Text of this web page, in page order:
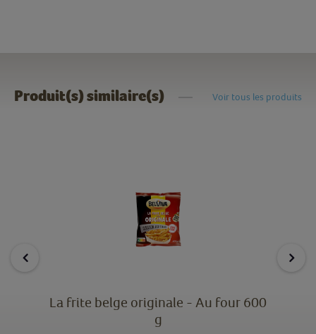
Produit(s) similaire(s) Voir tous les produits
La frite belge originale - Au four 600
g